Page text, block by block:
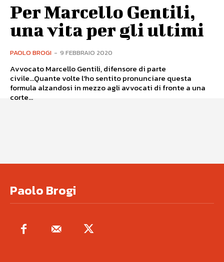
Per Marcello Gentili,
una vita per gli ultimi
PAOLO BROGI - 9 FEBBRAIO 2020
Avvocato Marcello Gentili, difensore di parte
civile...Quante volte l'ho sentito pronunciare questa
formula alzandosi in mezzo agli avvocati di fronte a una
corte...
Paolo Brogi